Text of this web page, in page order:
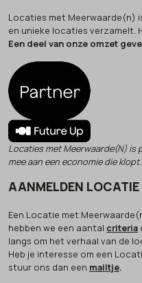
Locaties met Meerwaarde(n)
en unieke locaties verzamelt.
Een deel van onze omzet
Locaties met Meerwaarde(N) is
mee aan een economie die klopt.
AANMELDEN LOCATIE
Een Locatie met
hebben we een aantal criteria
langs om het verhaal van de
Heb je interesse om een
stuur ons dan een mailtje.